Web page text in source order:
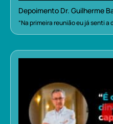
Depoimento Dr. Guilherme
“Na primeira reunião eu já senti a